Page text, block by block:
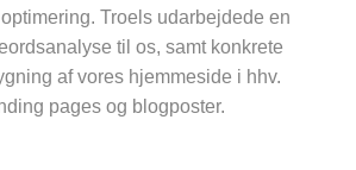
Troels udarbejdede en
til os, samt konkrete
af vores hjemmeside i hhv.
pages og blogposter.